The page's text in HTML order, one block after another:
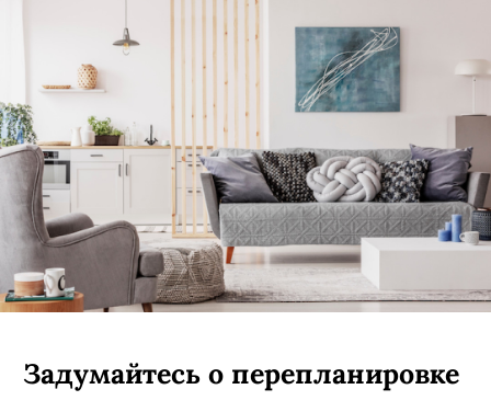
Задумайтесь о перепланировке